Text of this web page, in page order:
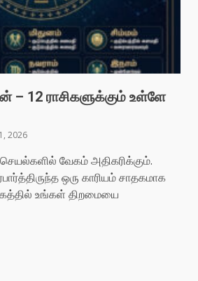
– 12 ராசிகளுக்கும் உள்ளே
2026
வேகம் அதிகரிக்கும்.
ஒரு காரியம் சாதகமாக
உங்கள் திறமையை